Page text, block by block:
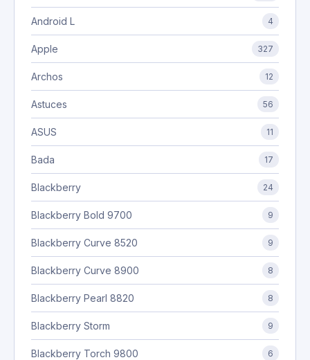
Android L 4
Apple 327
Archos 12
Astuces 56
ASUS 11
Bada 17
Blackberry 24
Blackberry Bold 9700 9
Blackberry Curve 8520 9
Blackberry Curve 8900 8
Blackberry Pearl 8820 8
Blackberry Storm 9
Blackberry Torch 9800 6